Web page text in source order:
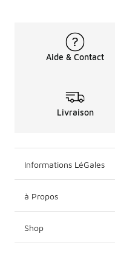
Aide & Contact
Livraison
Informations LéGales
à Propos
Shop